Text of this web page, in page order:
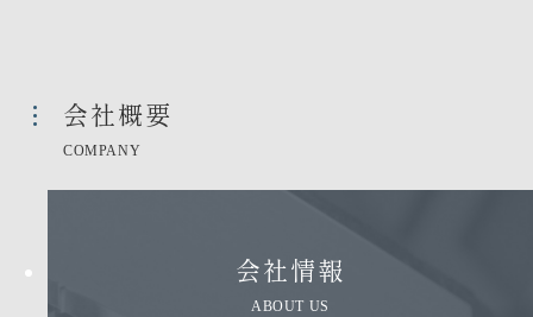
会社概要​
COMPANY
会社情報​
ABOUT US